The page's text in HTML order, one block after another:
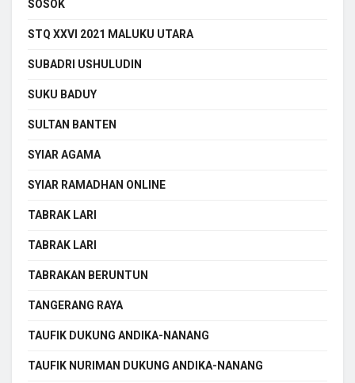
SOSOK
STQ XXVI 2021 MALUKU UTARA
SUBADRI USHULUDIN
SUKU BADUY
SULTAN BANTEN
SYIAR AGAMA
SYIAR RAMADHAN ONLINE
TABRAK LARI
TABRAK LARI
TABRAKAN BERUNTUN
TANGERANG RAYA
TAUFIK DUKUNG ANDIKA-NANANG
TAUFIK NURIMAN DUKUNG ANDIKA-NANANG